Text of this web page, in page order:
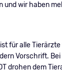
und wir haben
für alle
Vorschrift.
drohen dem